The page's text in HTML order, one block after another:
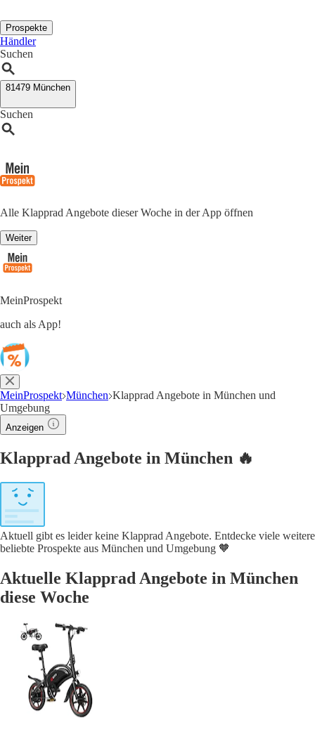
Prospekte
Händler
Suchen
81479 München
Suchen
Alle Klapprad Angebote dieser Woche in der App öffnen
Weiter
MeinProspekt
auch als App!
MeinProspekt München Klapprad Angebote in München und
Umgebung
Anzeigen
Klapprad Angebote in München 🔥
Aktuell gibt es leider keine Klapprad Angebote. Entdecke viele weitere
beliebte Prospekte aus München und Umgebung 🧡
Aktuelle Klapprad Angebote in München
diese Woche